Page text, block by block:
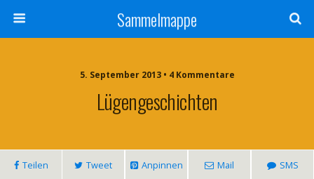
Sammelmappe
5. September 2013 • 4 Kommentare
Lügengeschichten
Teilen Tweet Anpinnen Mail SMS